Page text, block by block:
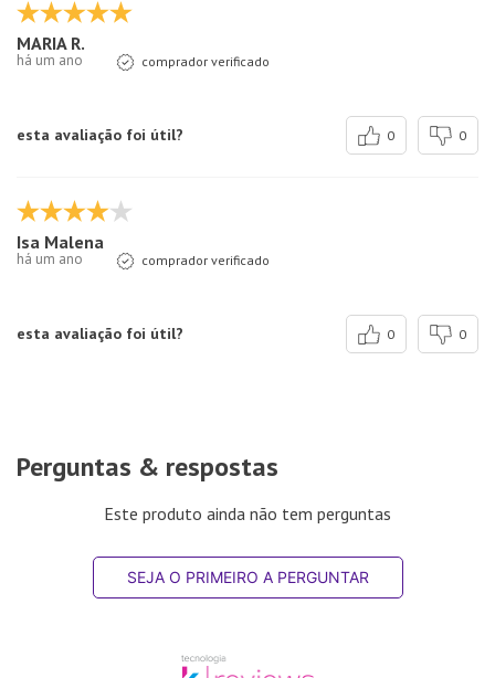
MARIA R.
há um ano comprador verificado
esta avaliação foi útil? 0 0
Isa Malena
há um ano comprador verificado
esta avaliação foi útil? 0 0
Perguntas & respostas
Este produto ainda não tem perguntas
SEJA O PRIMEIRO A PERGUNTAR